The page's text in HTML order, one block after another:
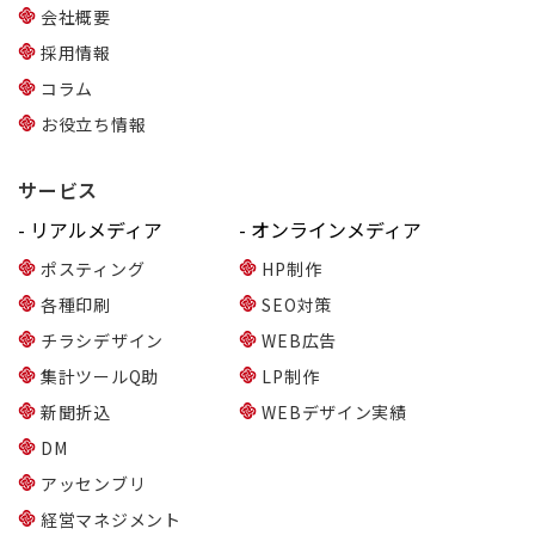
会社概要
採用情報
コラム
お役立ち情報
サービス
- リアルメディア
ポスティング
各種印刷
チラシデザイン
集計ツールQ助
新聞折込
DM
アッセンブリ
経営マネジメント
- オンラインメディア
HP制作
SEO対策
WEB広告
LP制作
WEBデザイン実績